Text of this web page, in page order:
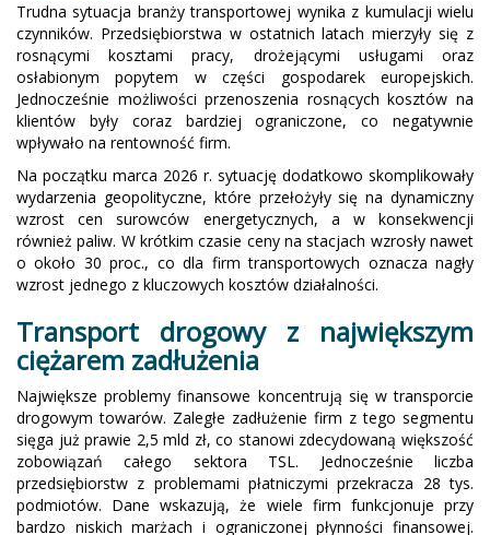
Trudna sytuacja branży transportowej wynika z kumulacji wielu
czynników. Przedsiębiorstwa w ostatnich latach mierzyły się z
rosnącymi kosztami pracy, drożejącymi usługami oraz
osłabionym popytem w części gospodarek europejskich.
Jednocześnie możliwości przenoszenia rosnących kosztów na
klientów były coraz bardziej ograniczone, co negatywnie
wpływało na rentowność firm.
Na początku marca 2026 r. sytuację dodatkowo skomplikowały
wydarzenia geopolityczne, które przełożyły się na dynamiczny
wzrost cen surowców energetycznych, a w konsekwencji
również paliw. W krótkim czasie ceny na stacjach wzrosły nawet
o około 30 proc., co dla firm transportowych oznacza nagły
wzrost jednego z kluczowych kosztów działalności.
Transport drogowy z największym
ciężarem zadłużenia
Największe problemy finansowe koncentrują się w transporcie
drogowym towarów. Zaległe zadłużenie firm z tego segmentu
sięga już prawie 2,5 mld zł, co stanowi zdecydowaną większość
zobowiązań całego sektora TSL. Jednocześnie liczba
przedsiębiorstw z problemami płatniczymi przekracza 28 tys.
podmiotów. Dane wskazują, że wiele firm funkcjonuje przy
bardzo niskich marżach i ograniczonej płynności finansowej.